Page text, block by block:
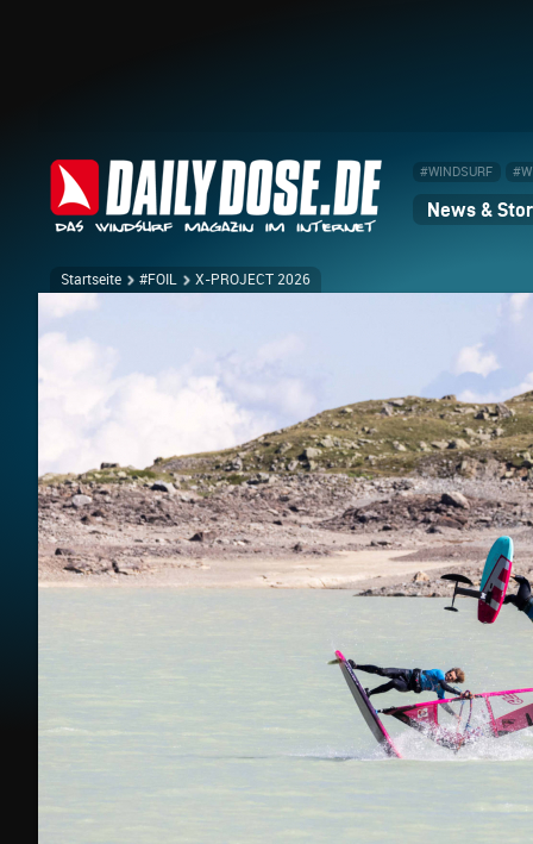
#WINDSURF
News &
Startseite #FOIL X-PROJECT 2026